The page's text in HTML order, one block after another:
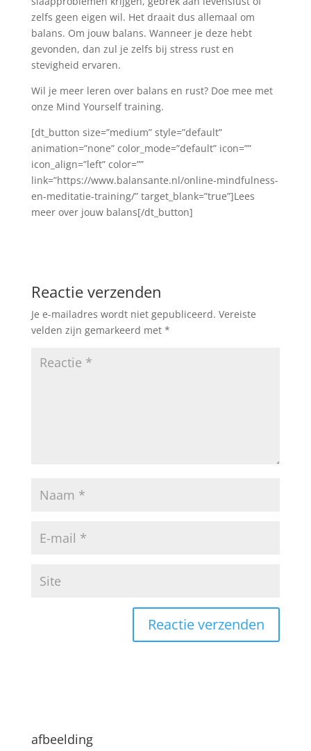
zelfs geen eigen wil. Het draait dus allemaal om
balans. Om jouw balans. Wanneer je deze hebt
gevonden, dan zul je zelfs bij stress rust en
stevigheid ervaren.
Wil je meer leren over balans en rust? Doe mee met
onze Mind Yourself training.
[dt_button size=”medium” style=”default”
animation=”none” color_mode=”default” icon=””
icon_align=”left” color=””
link=”https://www.balansante.nl/online-mindfulness-
en-meditatie-training/” target_blank=”true”]Lees
meer over jouw balans[/dt_button]
Reactie verzenden
Je e-mailadres wordt niet gepubliceerd. Vereiste
velden zijn gemarkeerd met *
afbeelding